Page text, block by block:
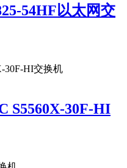
54HF以太网交
S5560X-30F-HI